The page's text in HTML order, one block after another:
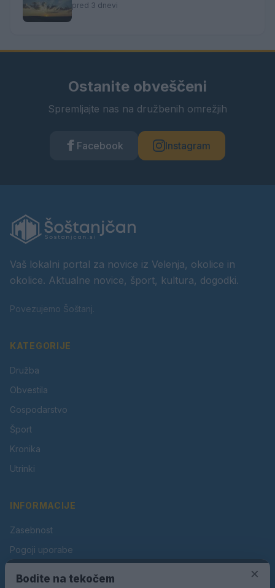
pred 3 dnevi
Ostanite obveščeni
Spremljajte nas na družbenih omrežjih
Facebook Instagram
Vaš lokalni portal za novice iz Velenja, okolice in
okolice. Aktualne novice, šport, kultura, dogodki.
Povezujemo Šoštanj.
KATEGORIJE
Družba
Obvestila
Gospodarstvo
Šport
Kronika
Utrinki
INFORMACIJE
Zasebnost
Pogoji uporabe
×
Bodite na tekočem